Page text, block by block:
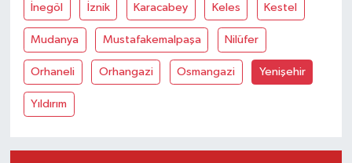
İnegöl İznik Karacabey Keles Kestel
Mudanya Mustafakemalpaşa Nilüfer
Orhaneli Orhangazi Osmangazi Yenişehir
Yıldırım